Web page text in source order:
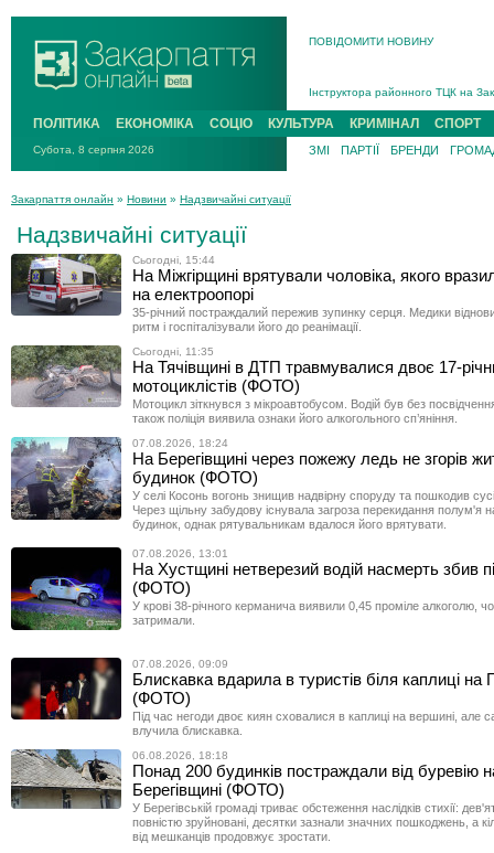
ПОВІДОМИТИ НОВИНУ
Інструктора районного ТЦК на
В Ужгороді попрощаються із
В Ужгороді 5 серпня
Підтвердили загибель
ПОЛІТИКА ЕКОНОМІКА СОЦІО КУЛЬТУРА КРИМІНАЛ СПОРТ
Субота, 8 серпня 2026 ЗМІ ПАРТІЇ БРЕНДИ
Закарпаття онлайн » Новини » Надзвичайні ситуації
Надзвичайні ситуації
Сьогодні, 15:44
На Міжгірщині врятували чоловіка, якого
на електроопорі
35-річний постраждалий пережив зупинку серця. Медики
ритм і госпіталізували його до реанімації.
Сьогодні, 11:35
На Тячівщині в ДТП травмувалися двоє 17-
мотоциклістів (ФОТО)
Мотоцикл зіткнувся з мікроавтобусом. Водій був без
також поліція виявила ознаки його алкогольного сп’яніння.
07.08.2026, 18:24
На Берегівщині через пожежу ледь не згорів
будинок (ФОТО)
У селі Косонь вогонь знищив надвірну споруду та пошкодив
Через щільну забудову існувала загроза перекидання полум'я
будинок, однак рятувальникам вдалося його врятувати.
07.08.2026, 13:01
На Хустщині нетверезий водій насмерть збив
(ФОТО)
У крові 38-річного керманича виявили 0,45 проміле алкоголю,
затримали.
07.08.2026, 09:09
Блискавка вдарила в туристів біля каплиці на
(ФОТО)
Під час негоди двоє киян сховалися в каплиці на вершині, але
влучила блискавка.
06.08.2026, 18:18
Понад 200 будинків постраждали від буревію
Берегівщині (ФОТО)
У Берегівській громаді триває обстеження наслідків стихії:
повністю зруйновані, десятки зазнали значних пошкоджень, а
від мешканців продовжує зростати.